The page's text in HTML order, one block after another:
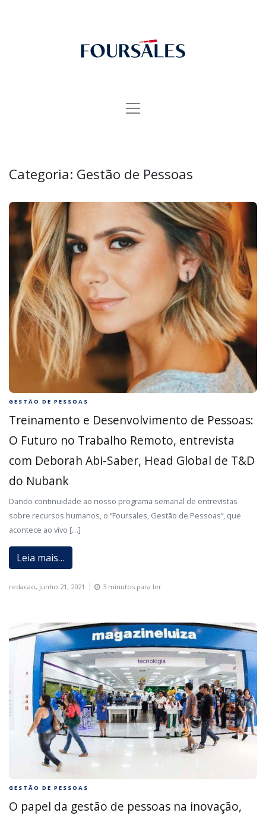
Categoria: Gestão de Pessoas
GESTÃO DE PESSOAS
Treinamento e Desenvolvimento de Pessoas:
O Futuro no Trabalho Remoto, entrevista
com Deborah Abi-Saber, Head Global de T&D
do Nubank
Dando continuidade ao nosso programa semanal de entrevistas
sobre recursos humanos, o “Foursales, Gestão de Pessoas”, que
acontece ao vivo […]
Leia mais…
redacao, junho 21, 2021 3 minutos para ler
GESTÃO DE PESSOAS
O papel da gestão de pessoas na inovação,